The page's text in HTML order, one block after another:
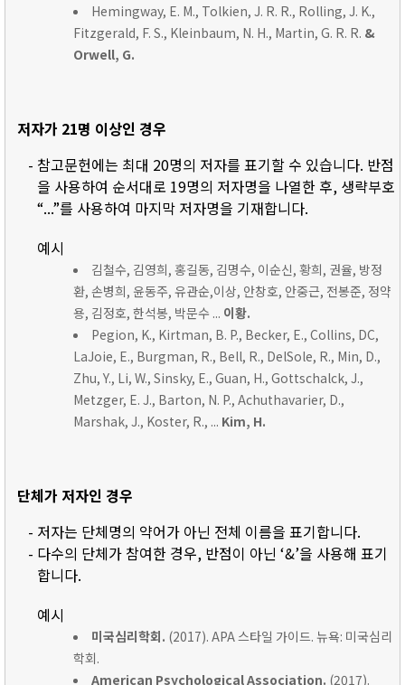
Hemingway, E. M., Tolkien, J. R. R., Rolling, J. K.,
Fitzgerald, F. S., Kleinbaum, N. H., Martin, G. R. R. &
Orwell, G.
저자가 21명 이상인 경우
- 참고문헌에는 최대 20명의 저자를 표기할 수 있습니다. 반점
을 사용하여 순서대로 19명의 저자명을 나열한 후, 생략부호
“...”를 사용하여 마지막 저자명을 기재합니다.
예시
김철수, 김영희, 홍길동, 김명수, 이순신, 황희, 권율, 방정
환, 손병희, 윤동주, 유관순,이상, 안창호, 안중근, 전봉준, 정약
용, 김정호, 한석봉, 박문수 ... 이황.
Pegion, K., Kirtman, B. P., Becker, E., Collins, DC,
LaJoie, E., Burgman, R., Bell, R., DelSole, R., Min, D.,
Zhu, Y., Li, W., Sinsky, E., Guan, H., Gottschalck, J.,
Metzger, E. J., Barton, N. P., Achuthavarier, D.,
Marshak, J., Koster, R., ... Kim, H.
단체가 저자인 경우
- 저자는 단체명의 약어가 아닌 전체 이름을 표기합니다.
- 다수의 단체가 참여한 경우, 반점이 아닌 ‘&’을 사용해 표기
합니다.
예시
미국심리학회. (2017). APA 스타일 가이드. 뉴욕: 미국심리
학회.
American Psychological Association. (2017).